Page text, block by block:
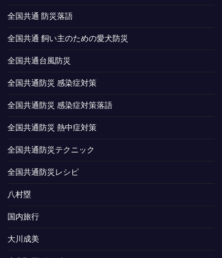
全国共通 防災落語
全国共通 飼い主のための愛犬防災
全国共通台風防災
全国共通防災 感染症対策
全国共通防災 感染症対策落語
全国共通防災 熱中症対策
全国共通防災テクニック
全国共通防災レシピ
八村塁
国内旅行
大川成美